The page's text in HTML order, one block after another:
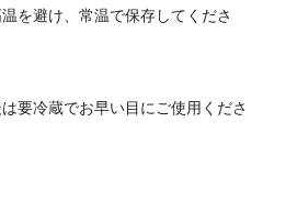
を避け、常温で保存してくださ
要冷蔵でお早い目にご使用くださ